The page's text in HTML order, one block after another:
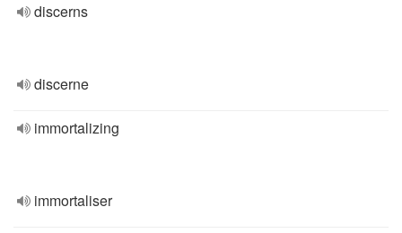
discerns
discerne
immortalizing
immortaliser